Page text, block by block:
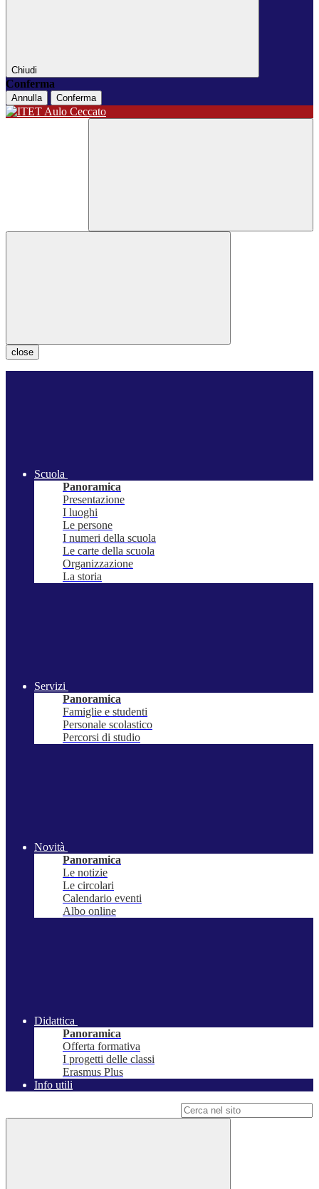
Chiudi
Conferma
Annulla Conferma
close
Scuola
Panoramica
Presentazione
I luoghi
Le persone
I numeri della scuola
Le carte della scuola
Organizzazione
La storia
Servizi
Panoramica
Famiglie e studenti
Personale scolastico
Percorsi di studio
Novità
Panoramica
Le notizie
Le circolari
Calendario eventi
Albo online
Didattica
Panoramica
Offerta formativa
I progetti delle classi
Erasmus Plus
Info utili